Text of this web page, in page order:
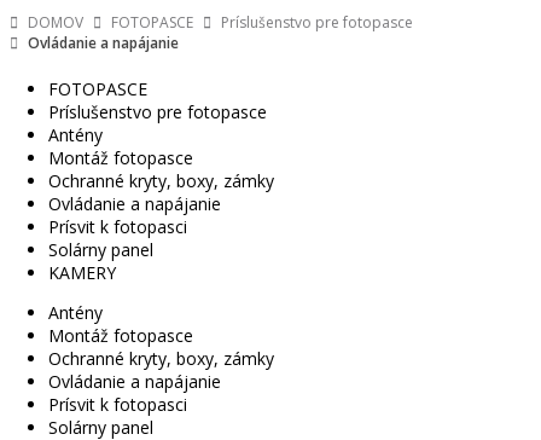
DOMOV FOTOPASCE
Príslušenstvo pre fotopasce
Ovládanie a napájanie
FOTOPASCE
Príslušenstvo pre fotopasce
Antény
Montáž fotopasce
Ochranné kryty, boxy, zámky
Ovládanie a napájanie
Prísvit k fotopasci
Solárny panel
KAMERY
Antény
Montáž fotopasce
Ochranné kryty, boxy, zámky
Ovládanie a napájanie
Prísvit k fotopasci
Solárny panel